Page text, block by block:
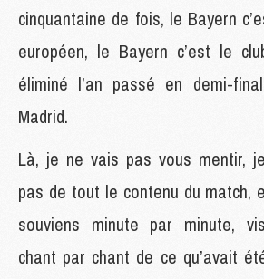
cinquantaine de fois, le Bayern
européen, le Bayern c’est le
éliminé l’an passé en demi-
Madrid.
Là, je ne vais pas vous mentir,
pas de tout le contenu du match,
souviens minute par minute,
chant par chant de ce qu’avait